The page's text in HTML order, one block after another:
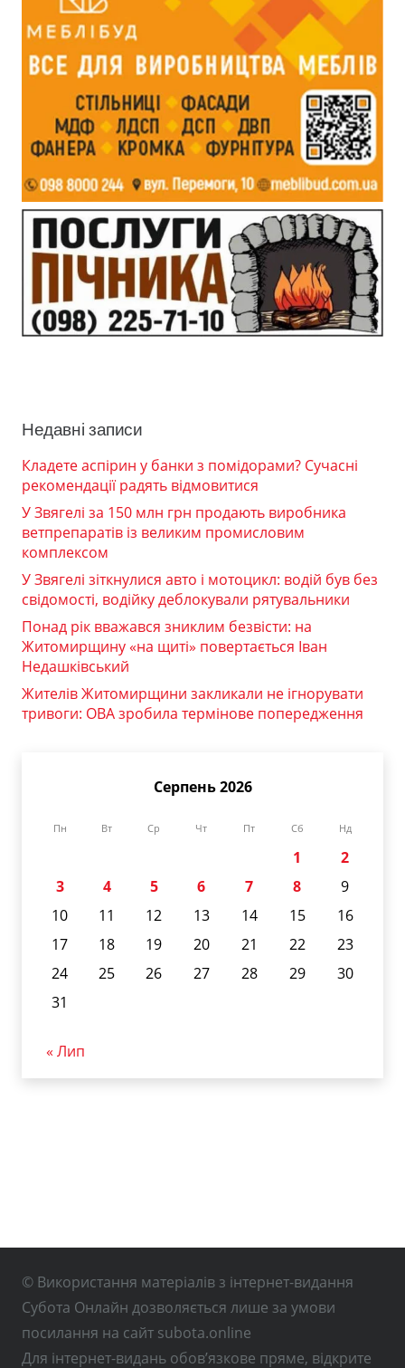
Недавні записи
Кладете аспірин у банки з помідорами? Сучасні
рекомендації радять відмовитися
У Звягелі за 150 млн грн продають виробника
ветпрепаратів із великим промисловим
комплексом
У Звягелі зіткнулися авто і мотоцикл: водій був без
свідомості, водійку деблокували рятувальники
Понад рік вважався зниклим безвісти: на
Житомирщину «на щиті» повертається Іван
Недашківський
Жителів Житомирщини закликали не ігнорувати
тривоги: ОВА зробила термінове попередження
Серпень 2026
Пн Вт Ср Чт Пт Сб Нд
1
2
3
4 5 6 7 8
9
10
11 12 13 14 15
16
17
18 19 20 21 22
23
24
25 26 27 28 29
30
31
« Лип
© Використання матеріалів з інтернет-видання
Субота Онлайн дозволяється лише за умови
посилання на сайт subota.online
Для інтернет-видань обов’язкове пряме, відкрите